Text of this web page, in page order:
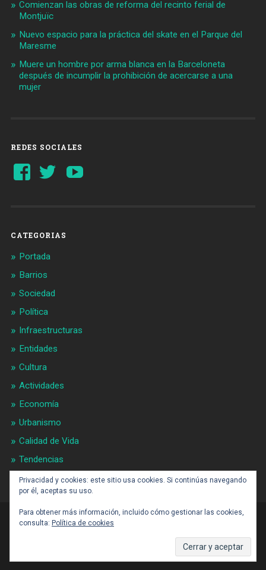
Comienzan las obras de reforma del recinto ferial de
Montjuïc
Nuevo espacio para la práctica del skate en el Parque del
Maresme
Muere un hombre por arma blanca en la Barceloneta
después de incumplir la prohibición de acercarse a una
mujer
REDES SOCIALES
Ver
perfil
Ver
perfil
CATEGORIAS
Portada
Barrios
Sociedad
Política
Infraestructuras
Entidades
Cultura
Actividades
Economía
Urbanismo
Calidad de Vida
Tendencias
Gran BCN
CONTACTO: BARCELONAALDIA21 (ARROBA)
Privacidad y cookies: este sitio usa cookies. Si continúas navegando
por él, aceptas su uso.
Para obtener más información, incluido cómo gestionar las cookies,
consulta: Política de cookies